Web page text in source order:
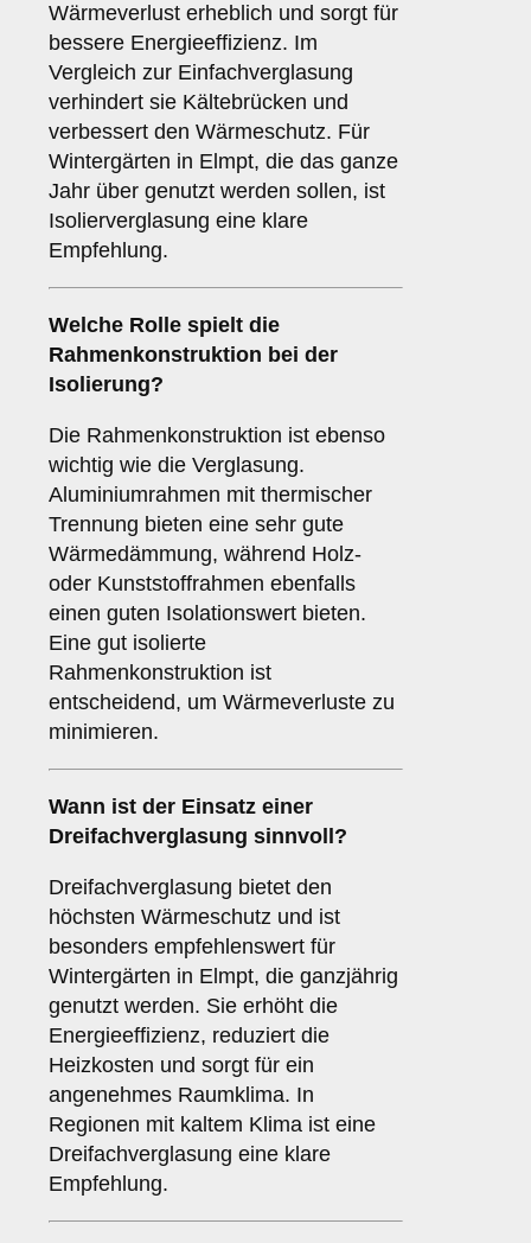
Wärmeverlust erheblich und sorgt für
bessere Energieeffizienz. Im
Vergleich zur Einfachverglasung
verhindert sie Kältebrücken und
verbessert den Wärmeschutz. Für
Wintergärten in Elmpt, die das ganze
Jahr über genutzt werden sollen, ist
Isolierverglasung eine klare
Empfehlung.
Welche Rolle spielt die
Rahmenkonstruktion bei der
Isolierung?
Die Rahmenkonstruktion ist ebenso
wichtig wie die Verglasung.
Aluminiumrahmen mit thermischer
Trennung bieten eine sehr gute
Wärmedämmung, während Holz-
oder Kunststoffrahmen ebenfalls
einen guten Isolationswert bieten.
Eine gut isolierte
Rahmenkonstruktion ist
entscheidend, um Wärmeverluste zu
minimieren.
Wann ist der Einsatz einer
Dreifachverglasung sinnvoll?
Dreifachverglasung bietet den
höchsten Wärmeschutz und ist
besonders empfehlenswert für
Wintergärten in Elmpt, die ganzjährig
genutzt werden. Sie erhöht die
Energieeffizienz, reduziert die
Heizkosten und sorgt für ein
angenehmes Raumklima. In
Regionen mit kaltem Klima ist eine
Dreifachverglasung eine klare
Empfehlung.